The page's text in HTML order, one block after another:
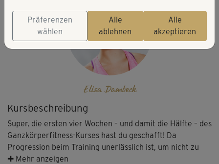
Kursbeschreibung
Super, die ersten vier Wochen – und damit die Hälfte – des
Ganzkörperfitness-Kurses hast du geschafft! Da
Progression beim Training unerlässlich ist, um nicht zu
stagnieren, ziehen Elisa Dambeck und Alex Epperson an:
✚ Mehr anzeigen
Elisa Dambeck
Präferenzen
wählen
Alle
ablehnen
Alle
akzeptieren